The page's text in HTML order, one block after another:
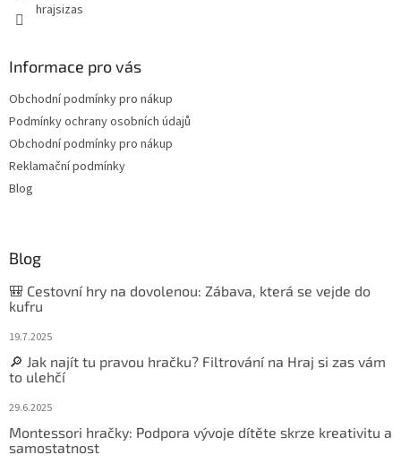
hrajsizas
Informace pro vás
Obchodní podmínky pro nákup
Podmínky ochrany osobních údajů
Obchodní podmínky pro nákup
Reklamační podmínky
Blog
Blog
🎒 Cestovní hry na dovolenou: Zábava, která se vejde do
kufru
19.7.2025
🔎 Jak najít tu pravou hračku? Filtrování na Hraj si zas vám
to ulehčí
29.6.2025
Montessori hračky: Podpora vývoje dítěte skrze kreativitu a
samostatnost